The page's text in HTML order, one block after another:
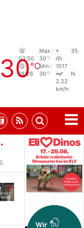
30°C
03:50
18:26
Max :
30°C
Min :
30°C
35
1017
N
2.22
km/h